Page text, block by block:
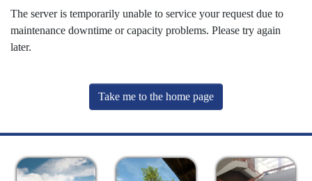
The server is temporarily unable to service your request due to
maintenance downtime or capacity problems. Please try again
later.
Take me to the home page